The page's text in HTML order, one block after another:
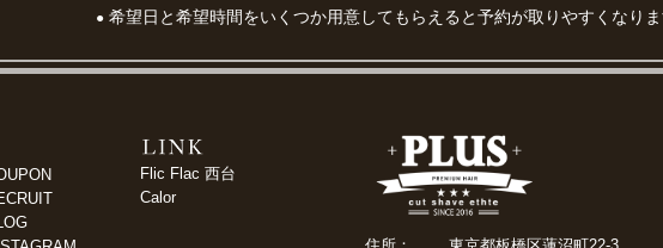
●希望日と希望時間をいくつか用意してもらえると予約が取りやすくなり
Flic Flac 西台
Calor